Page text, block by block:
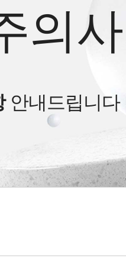
의
안내드립니다